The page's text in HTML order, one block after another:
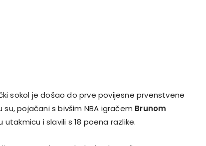
sokol je došao do prve povijesne prvenstvene
su, pojačani s bivšim NBA igračem Brunom
utakmicu i slavili s 18 poena razlike.